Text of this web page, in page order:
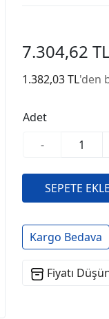
7.304,62 TL
1.382,03 TL'den
Adet
-
Kargo Bedava
Fiyatı